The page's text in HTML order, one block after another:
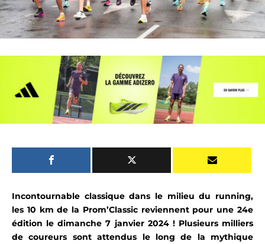
Incontournable classique dans le milieu du running,
les 10 km de la Prom’Classic reviennent pour une 24e
édition le dimanche 7 janvier 2024 ! Plusieurs milliers
de coureurs sont attendus le long de la mythique